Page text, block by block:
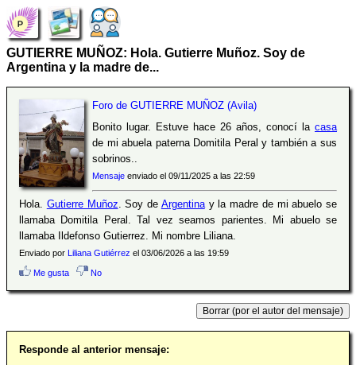
GUTIERRE MUÑOZ: Hola. Gutierre Muñoz. Soy de
Argentina y la madre de...
Foro de GUTIERRE MUÑOZ (Avila)
Bonito lugar. Estuve hace 26 años, conocí la casa
de mi abuela paterna Domitila Peral y también a sus
sobrinos..
Mensaje enviado el 09/11/2025 a las 22:59
Hola. Gutierre Muñoz. Soy de Argentinay la madre de mi abuelo se
llamaba Domitila Peral. Tal vez seamos parientes. Mi abuelo se
llamaba Ildefonso Gutierrez. Mi nombre Liliana.
Enviado por Liliana Gutiérrez el 03/06/2026 a las 19:59
Me gusta No
Responde al anterior mensaje: